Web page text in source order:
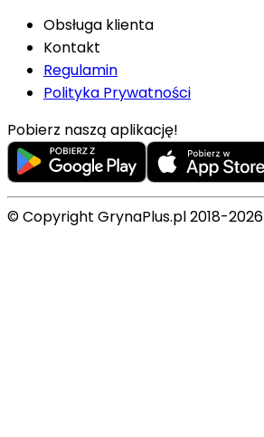
Obsługa klienta
Kontakt
Regulamin
Polityka Prywatności
Pobierz naszą aplikację!
© Copyright GrynaPlus.pl 2018-2026